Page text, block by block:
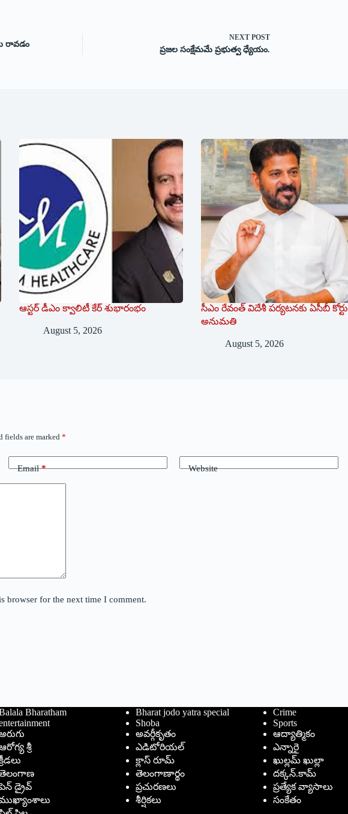
రావడం
NEXTPOST
ప్రజల సంక్షేమమే ప్రభుత్వ ధ్యేయం.
ఆస్టర్ డీఎం క్వాలిటీ కేర్ శుభారంభం
August 5, 2026
సీఎం రేవంత్ విదేశీ పర్యటనకు ఏసీబీ కోర్టు
అనుమతి
August 5, 2026
fields are marked *
Email* Website
browser for the next time I comment.
Bharatham Bharat jodo yatra special Crime
Shoba Sports
అవర్గీకృతం ఆద్యాత్మికం
శ్రీ ఎడిటోరియల్ ఎన్నారై
క్లాస్ రూమ్ ఖుల్లమ్ ఖుల్లా
తెలంగాణార్థం దక్కన్.కామ్
డ్రైవ్ ప్రచురణలు ప్రత్యేక వ్యాసాలు
శీర్షికలు సంకేతం